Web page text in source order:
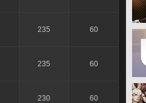
235 60
235 60
230 60